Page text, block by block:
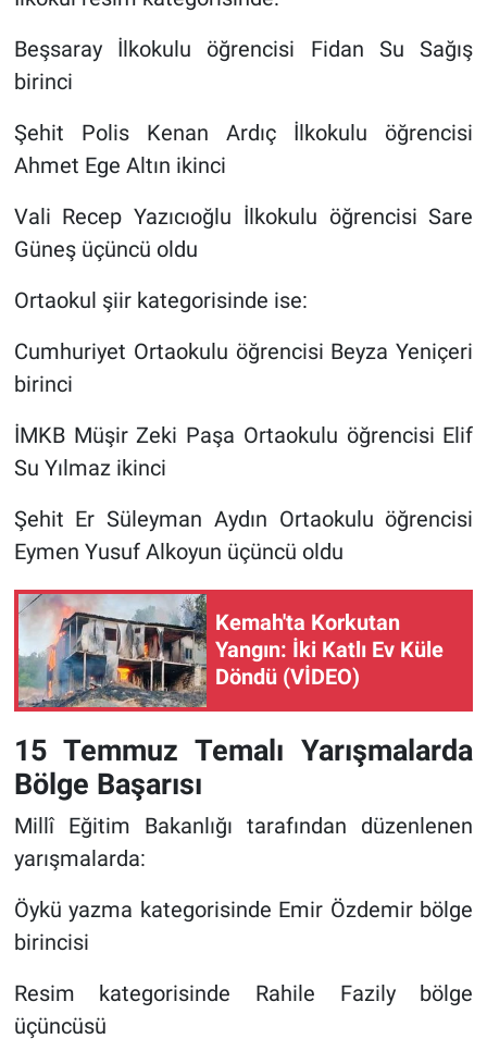
Beşsaray İlkokulu öğrencisi Fidan Su Sağış
birinci
Şehit Polis Kenan Ardıç İlkokulu öğrencisi
Ahmet Ege Altın ikinci
Vali Recep Yazıcıoğlu İlkokulu öğrencisi Sare
Güneş üçüncü oldu
Ortaokul şiir kategorisinde ise:
Cumhuriyet Ortaokulu öğrencisi Beyza Yeniçeri
birinci
İMKB Müşir Zeki Paşa Ortaokulu öğrencisi Elif
Su Yılmaz ikinci
Şehit Er Süleyman Aydın Ortaokulu öğrencisi
Eymen Yusuf Alkoyun üçüncü oldu
Kemah'ta Korkutan
Yangın: İki Katlı Ev Küle
Döndü (VİDEO)
15 Temmuz Temalı Yarışmalarda
Bölge Başarısı
Millî Eğitim Bakanlığı tarafından düzenlenen
yarışmalarda:
Öykü yazma kategorisinde Emir Özdemir bölge
birincisi
Resim kategorisinde Rahile Fazily bölge
üçüncüsü